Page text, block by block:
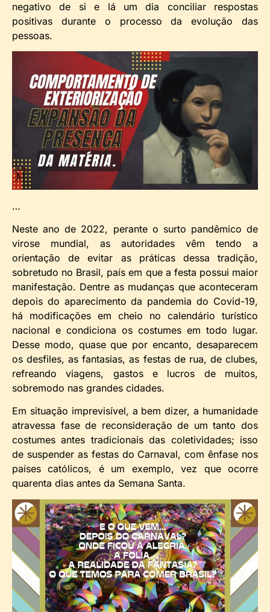
negativo de si e lá um dia conciliar respostas
positivas durante o processo da evolução das
pessoas.
…
Neste ano de 2022, perante o surto pandêmico de
virose mundial, as autoridades vêm tendo a
orientação de evitar as práticas dessa tradição,
sobretudo no Brasil, país em que a festa possui maior
manifestação. Dentre as mudanças que aconteceram
depois do aparecimento da pandemia do Covid-19,
há modificações em cheio no calendário turístico
nacional e condiciona os costumes em todo lugar.
Desse modo, quase que por encanto, desaparecem
os desfiles, as fantasias, as festas de rua, de clubes,
refreando viagens, gastos e lucros de muitos,
sobremodo nas grandes cidades.
Em situação imprevisível, a bem dizer, a humanidade
atravessa fase de reconsideração de um tanto dos
costumes antes tradicionais das coletividades; isso
de suspender as festas do Carnaval, com ênfase nos
países católicos, é um exemplo, vez que ocorre
quarenta dias antes da Semana Santa.